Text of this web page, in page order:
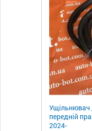
Ущільнювач
передній
2024-